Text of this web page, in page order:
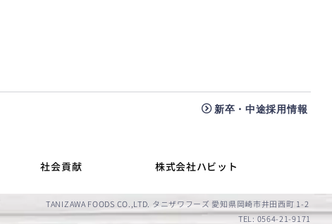
新卒・中途採用情報
社会貢献 株式会社ハビット
TANIZAWA FOODS CO.,LTD. タニザワフーズ 愛知県岡崎市井田西町 1-2
TEL: 0564-21-9171